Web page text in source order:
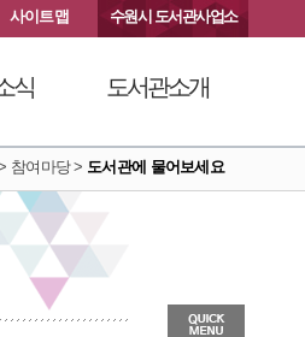
사이트맵 수원시 도서관사업소
식
실
도서관소개
연혁
참여마당 > 도서관에 물어보세요